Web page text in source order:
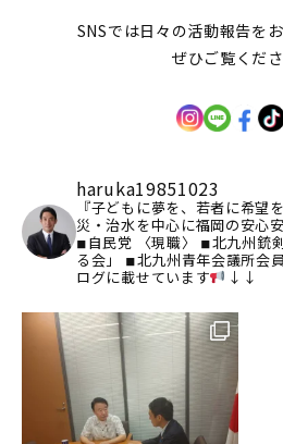
SNSでは日々の活動報告を
ぜひご覧くださ
haruka19851023
『子どもに夢を、若者に希望
災・治水を中心に福岡の安心
◾︎自民党 〈現職〉 ◾︎北九州銃
る会」
◾︎北九州青年会議所会員
ログに載せています
↓↓